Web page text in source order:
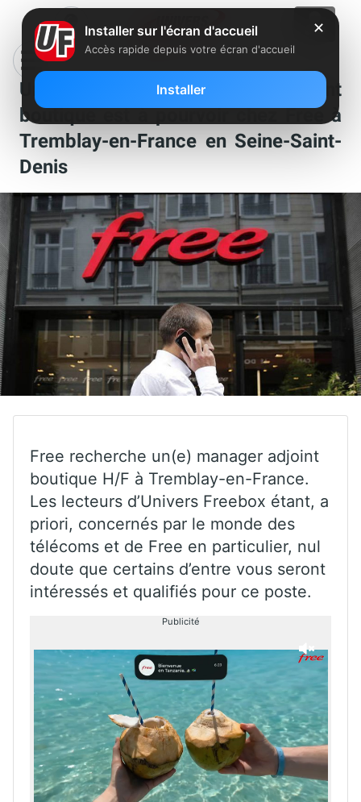
Un poste de manager adjoint
boutique est à pourvoir chez Free à
Tremblay-en-France en Seine-Saint-
Denis
Free recherche un(e) manager adjoint
boutique H/F à Tremblay-en-France.
Les lecteurs d’Univers Freebox étant, a
priori, concernés par le monde des
télécoms et de Free en particulier, nul
doute que certains d’entre vous seront
intéressés et qualifiés pour ce poste.
Publicité
✕
Installer sur l'écran d'accueil
Accès rapide depuis votre écran d'accueil
Installer